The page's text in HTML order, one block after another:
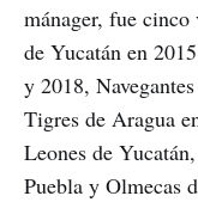
mánager, fue
de Yucatán en
y 2018,
Tigres de Aragua
Leones de
Puebla y Olmecas